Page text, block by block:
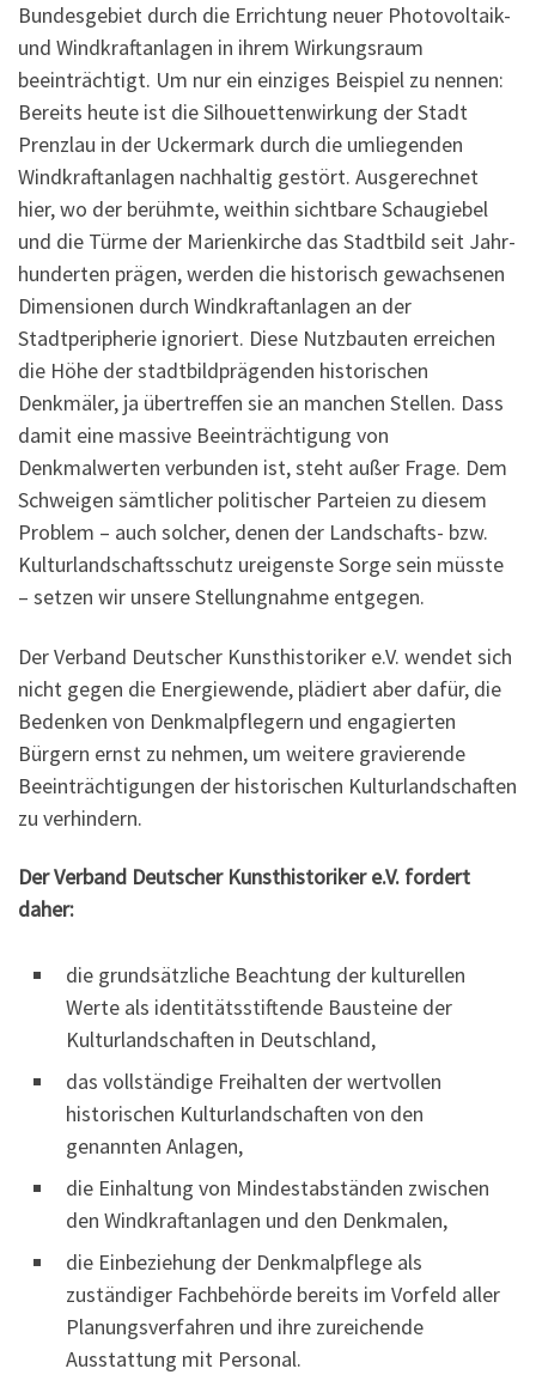
Bundesgebiet durch die Errichtung neuer Photovoltaik-
und Windkraftanlagen in ihrem Wirkungsraum
beeinträchtigt. Um nur ein einziges Bei­spiel zu nennen:
Bereits heute ist die Silhouettenwirkung der Stadt
Prenzlau in der Uckermark durch die um­liegenden
Windkraftanlagen nachhaltig gestört. Ausgerechnet
hier, wo der berühmte, weithin sichtbare Schau­giebel
und die Türme der Marienkirche das Stadtbild seit Jahr­
hunderten prägen, werden die histo­risch gewachsenen
Dimensionen durch Windkraftanlagen an der
Stadtperipherie ignoriert. Diese Nutz­bauten erreichen
die Höhe der stadtbildprägenden historischen
Denkmäler, ja übertreffen sie an manchen Stellen. Dass
damit eine massive Beein­trächtigung von
Denkmalwerten verbunden ist, steht außer Frage. Dem
Schweigen sämtlicher politi­scher Parteien zu diesem
Problem – auch solcher, denen der Land­schafts- bzw.
Kulturlandschafts­schutz ureigenste Sorge sein müsste
– setzen wir unsere Stellung­nahme entgegen.
Der Verband Deutscher Kunsthistoriker e.V. wendet sich
nicht gegen die Energie­wen­de, plädiert aber dafür, die
Bedenken von Denkmalpflegern und enga­gierten
Bürgern ernst zu nehmen, um weitere gravieren­de
Beein­trächti­gungen der historischen Kulturlandschaften
zu verhindern.
Der Verband Deutscher Kunsthistoriker e.V. fordert
daher:
die grundsätzliche Beachtung der kulturellen
Werte als identitätsstiftende Bausteine der
Kulturlandschaften in Deutschland,
das vollständige Freihalten der wertvollen
historischen Kulturlandschaften von den
genannten Anlagen,
die Einhaltung von Mindestabständen zwischen
den Windkraftanlagen und den Denkmalen,
die Einbeziehung der Denkmalpflege als
zuständiger Fachbehörde bereits im Vorfeld aller
Planungsverfahren und ihre zureichende
Ausstattung mit Personal.